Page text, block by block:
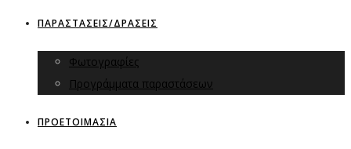
ΠΑΡΑΣΤΑΣΕΙΣ/ΔΡΑΣΕΙΣ
Φωτογραφίες
Προγράμματα παραστάσεων
ΠΡΟΕΤΟΙΜΑΣΙΑ